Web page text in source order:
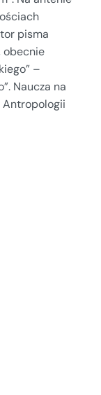
pisma
obecnie
–
Naucza na
Antropologii